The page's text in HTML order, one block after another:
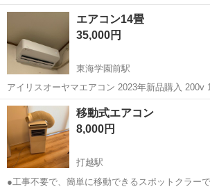
レンホース 現在たまに使用しておりますが、問題なく作動しておりま
でにリモコン、取説...
熊本 菊池郡 季節、空調家電
エアコン14畳
35,000円
東海学園前駅
アイリスオーヤマエアコン 2023年新品購入 200v
す 取り外し持ち帰りまでしてもらえる場合は
熊本 熊本市 東海学園前駅
アイリスオーヤマ
移動式エアコン
8,000円
打越駅
●工事不要で、簡単に移動できるスポットクラー